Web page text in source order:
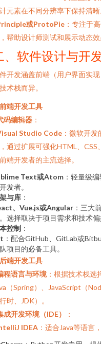
元素在不同分辨率下保持清晰
或ProtoPie ：专注于
帮助设计师测试和展示动态效
、软件设计与开
开发涵盖前端（用户界面实
术栈而异。
端开发工具
码编辑器 ：
Studio Code ：微软开
通过扩展可强化HTML、
端开发者的主流选择。
Text或Atom ：轻量级
发者。
与库 ：
、Vue.js或Angular ：三大
选择取决于项目需求和技术偏
控制 ：
：配合GitHub、GitLab或
项目的必备工具。
端开发工具
程语言与环境 ：根据技术栈选
（Spring）、JavaScript（
时、JDK）。
成开发环境（IDE）
：
IDEA ：适合Java等语言